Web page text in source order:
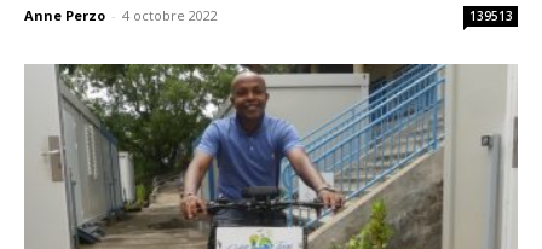
Anne Perzo - 4 octobre 2022 139513